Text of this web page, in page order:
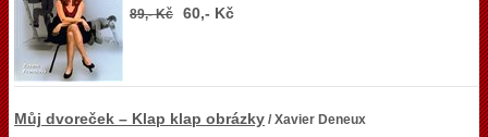
89,- Kč 60,- Kč
Můj dvoreček – Klap klap obrázky / Xavier Deneux